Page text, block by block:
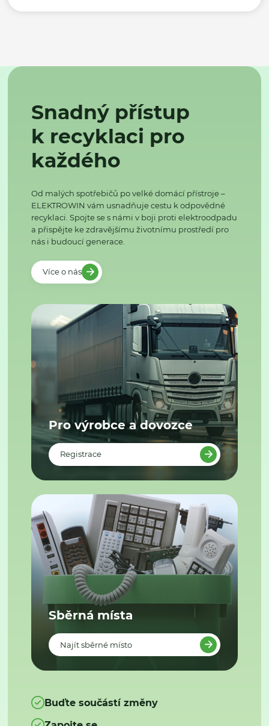
Snadný přístup
k recyklaci pro
každého
Od malých spotřebičů po velké domácí přístroje –
ELEKTROWIN vám usnadňuje cestu k odpovědné
recyklaci. Spojte se s námi v boji proti elektroodpadu
a přispějte ke zdravějšímu životnímu prostředí pro
nás i budoucí generace.
Více o nás
Pro výrobce a dovozce
Registrace
Sběrná místa
Najít sběrné místo
Buďte součástí změny